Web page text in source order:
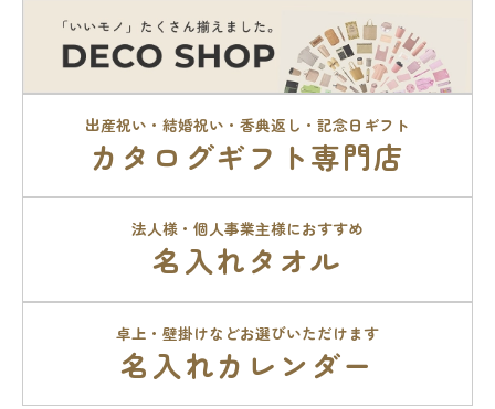
出産祝い・結婚祝い・香典返し・記念日ギフト
カタログギフト専門店
法人様・個人事業主様におすすめ
名入れタオル
卓上・壁掛けなどお選びいただけます
名入れカレンダー